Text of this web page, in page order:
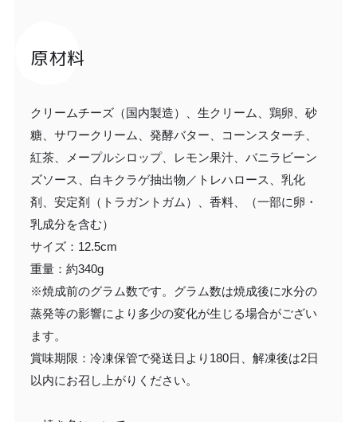
原材料
クリームチーズ（国内製造）、生クリーム、鶏卵、砂
糖、サワークリーム、発酵バター、コーンスターチ、
紅茶、メープルシロップ、レモン果汁、バニラビーン
ズソース、白キクラゲ抽出物／トレハロース、乳化
剤、安定剤（トラガントガム）、香料、（一部に卵・
乳成分を含む）
サイズ：12.5cm
重量：約340g
※焼成前のグラム数です。グラム数は焼成後に水分の
蒸発等の影響により多少の変化が生じる場合がござい
ます。
賞味期限：冷凍保管で発送日より180日、解凍後は2日
以内にお召し上がりください。